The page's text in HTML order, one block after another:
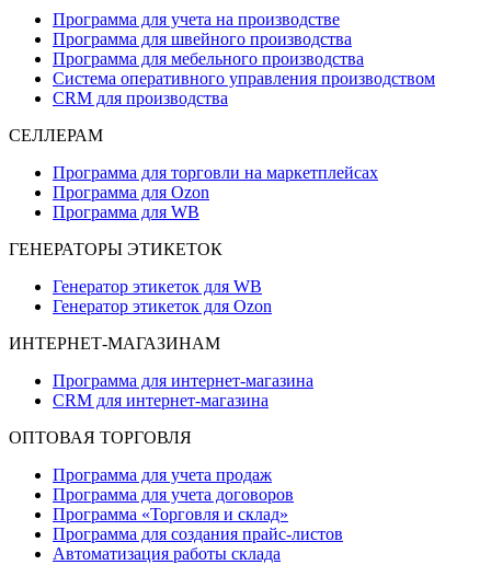
Программа для учета на производстве
Программа для швейного производства
Программа для мебельного производства
Система оперативного управления производством
CRM для производства
СЕЛЛЕРАМ
Программа для торговли на маркетплейсах
Программа для Ozon
Программа для WB
ГЕНЕРАТОРЫ ЭТИКЕТОК
Генератор этикеток для WB
Генератор этикеток для Ozon
ИНТЕРНЕТ-МАГАЗИНАМ
Программа для интернет-магазина
CRM для интернет-магазина
ОПТОВАЯ ТОРГОВЛЯ
Программа для учета продаж
Программа для учета договоров
Программа «Торговля и склад»
Программа для создания прайс‑листов
Автоматизация работы склада